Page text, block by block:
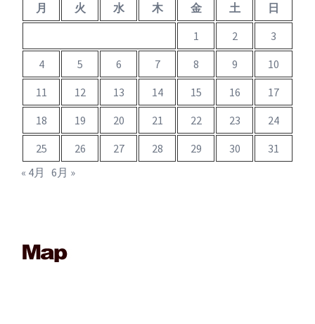
月 火 水 木 金 土
日
1
2
3
4
5 6 7 8 9
10
11
12 13 14 15 16
17
18
19 20 21 22 23
24
25
26 27 28 29 30
31
« 4月 6月 »